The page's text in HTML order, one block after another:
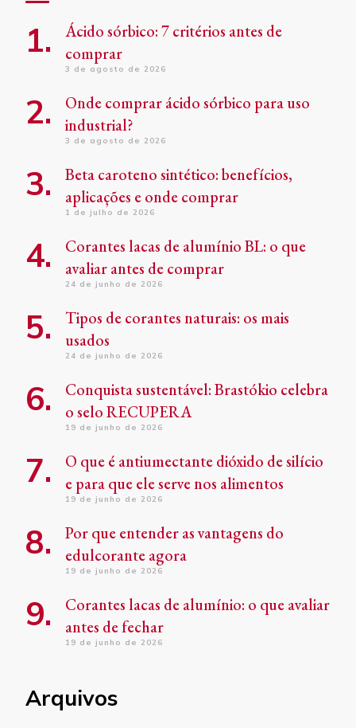
Ácido sórbico: 7 critérios antes de
comprar
3 de agosto de 2026
Onde comprar ácido sórbico para uso
industrial?
3 de agosto de 2026
Beta caroteno sintético: benefícios,
aplicações e onde comprar
1 de julho de 2026
Corantes lacas de alumínio BL: o que
avaliar antes de comprar
24 de junho de 2026
Tipos de corantes naturais: os mais
usados
24 de junho de 2026
Conquista sustentável: Brastókio celebra
o selo RECUPERA
19 de junho de 2026
O que é antiumectante dióxido de silício
e para que ele serve nos alimentos
19 de junho de 2026
Por que entender as vantagens do
edulcorante agora
19 de junho de 2026
Corantes lacas de alumínio: o que avaliar
antes de fechar
19 de junho de 2026
Arquivos